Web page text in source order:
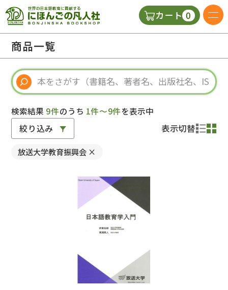
カート 0
視聴覚・補助教材
教師用参考書
商品一覧
検索結果 9件のうち 1件～9件を表示中
絞り込み 表示切替
放送大学教育振興会 ×